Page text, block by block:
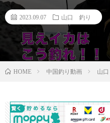
2023.09.07 山口 釣り
HOME 中国釣り動画 山